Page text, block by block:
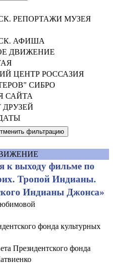
РЕПОРТАЖИ МУЗЕЯ
АФИША
ДВИЖЕНИЕ
ЦЕНТР РОССАЗИЯ
СИБРО
САЙТА
выходу фильме по
Тропой Индианы.
Индианы Джонса»
фонда культурных
Президентского фонда